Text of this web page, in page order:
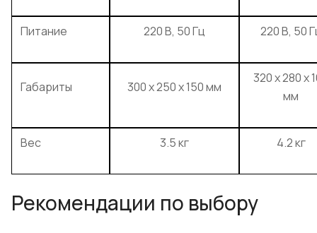
Питание 220 В, 50 Гц 220 В, 50
Габариты 300 x 250 x 150 мм
320 x 280 x
мм
Вес 3.5 кг 4.2 кг
Рекомендации по выбору